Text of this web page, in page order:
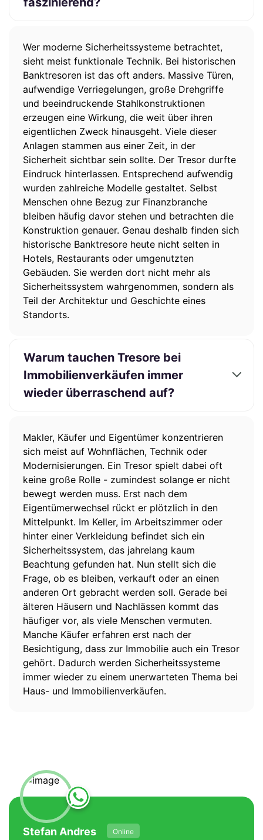
Wer moderne Sicherheitssysteme betrachtet,
sieht meist funktionale Technik. Bei historischen
Banktresoren ist das oft anders. Massive Türen,
aufwendige Verriegelungen, große Drehgriffe
und beeindruckende Stahlkonstruktionen
erzeugen eine Wirkung, die weit über ihren
eigentlichen Zweck hinausgeht. Viele dieser
Anlagen stammen aus einer Zeit, in der
Sicherheit sichtbar sein sollte. Der Tresor durfte
Eindruck hinterlassen. Entsprechend aufwendig
wurden zahlreiche Modelle gestaltet. Selbst
Menschen ohne Bezug zur Finanzbranche
bleiben häufig davor stehen und betrachten die
Konstruktion genauer. Genau deshalb finden sich
historische Banktresore heute nicht selten in
Hotels, Restaurants oder umgenutzten
Gebäuden. Sie werden dort nicht mehr als
Sicherheitssystem wahrgenommen, sondern als
Teil der Architektur und Geschichte eines
Standorts.
Warum tauchen Tresore bei
Immobilienverkäufen immer
wieder überraschend auf?
Makler, Käufer und Eigentümer konzentrieren
sich meist auf Wohnflächen, Technik oder
Modernisierungen. Ein Tresor spielt dabei oft
keine große Rolle - zumindest solange er nicht
bewegt werden muss. Erst nach dem
Eigentümerwechsel rückt er plötzlich in den
Mittelpunkt. Im Keller, im Arbeitszimmer oder
hinter einer Verkleidung befindet sich ein
Sicherheitssystem, das jahrelang kaum
Beachtung gefunden hat. Nun stellt sich die
Frage, ob es bleiben, verkauft oder an einen
anderen Ort gebracht werden soll. Gerade bei
älteren Häusern und Nachlässen kommt das
häufiger vor, als viele Menschen vermuten.
Manche Käufer erfahren erst nach der
Besichtigung, dass zur Immobilie auch ein Tresor
gehört. Dadurch werden Sicherheitssysteme
immer wieder zu einem unerwarteten Thema bei
Haus- und Immobilienverkäufen.
Stefan Andres Online